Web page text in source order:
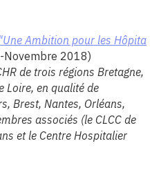
"Une Ambition pour les Hôpita
Novembre 2018)
de trois régions Bretagne,
Loire, en qualité de
Brest, Nantes, Orléans,
associés (le CLCC de
et le Centre Hospitalier